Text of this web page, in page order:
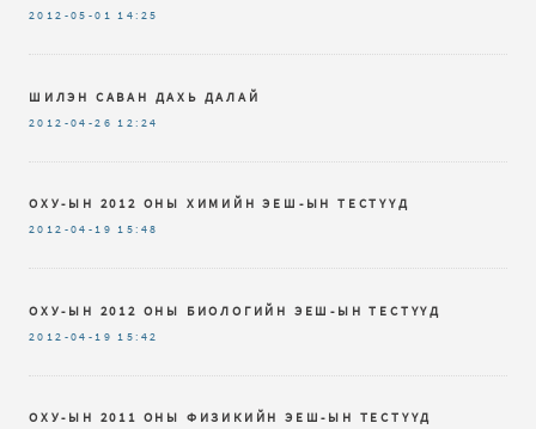
2012-05-01 14:25
ШИЛЭН САВАН ДАХЬ ДАЛАЙ
2012-04-26 12:24
ОХУ-ЫН 2012 ОНЫ ХИМИЙН ЭЕШ-ЫН ТЕСТҮҮД
2012-04-19 15:48
ОХУ-ЫН 2012 ОНЫ БИОЛОГИЙН ЭЕШ-ЫН ТЕСТҮҮД
2012-04-19 15:42
ОХУ-ЫН 2011 ОНЫ ФИЗИКИЙН ЭЕШ-ЫН ТЕСТҮҮД